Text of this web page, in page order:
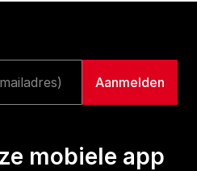
mobiele app